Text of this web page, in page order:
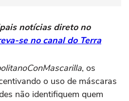
notícias direto no
se no canal do Terra
, os
o uso de máscaras
não identifiquem quem